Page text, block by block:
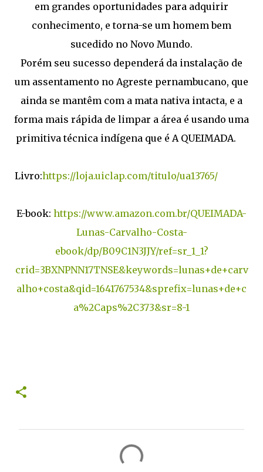
em grandes oportunidades para adquirir
conhecimento, e torna-se um homem bem
sucedido no Novo Mundo.
Porém seu sucesso dependerá da instalação de
um assentamento no Agreste pernambucano, que
ainda se mantêm com a mata nativa intacta, e a
forma mais rápida de limpar a área é usando uma
primitiva técnica indígena que é A QUEIMADA.
Livro:https://loja.uiclap.com/titulo/ua13765/
E-book: https://www.amazon.com.br/QUEIMADA-
Lunas-Carvalho-Costa-
ebook/dp/B09C1N3JJY/ref=sr_1_1?
crid=3BXNPNN17TNSE&keywords=lunas+de+carv
alho+costa&qid=1641767534&sprefix=lunas+de+c
a%2Caps%2C373&sr=8-1